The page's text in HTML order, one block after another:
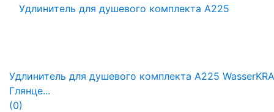
Удлинитель для душевого комплекта A225
Глянце...
(0)